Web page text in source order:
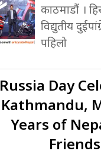
काठमाडौं ।
विद्युतीय
पहिलो
Russia Day
Kathmandu,
Years of